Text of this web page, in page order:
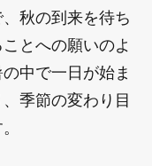
秋の到来を待ち
とへの願いのよ
中で一日が始ま
季節の変わり目